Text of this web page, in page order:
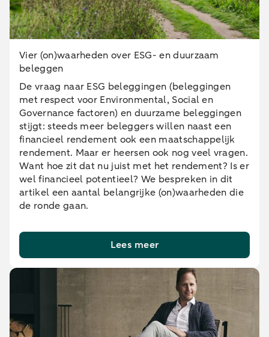
Vier (on)waarheden over ESG- en duurzaam
beleggen
De vraag naar ESG beleggingen (beleggingen
met respect voor Environmental, Social en
Governance factoren) en duurzame beleggingen
stijgt: steeds meer beleggers willen naast een
financieel rendement ook een maatschappelijk
rendement. Maar er heersen ook nog veel vragen.
Want hoe zit dat nu juist met het rendement? Is er
wel financieel potentieel? We bespreken in dit
artikel een aantal belangrijke (on)waarheden die
de ronde gaan.
Lees meer